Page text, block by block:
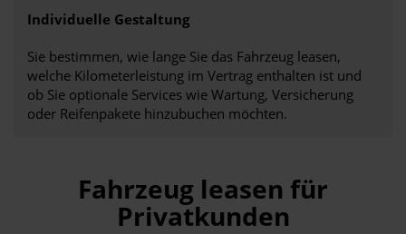
Individuelle Gestaltung
Sie bestimmen, wie lange Sie das Fahrzeug leasen,
welche Kilometerleistung im Vertrag enthalten ist und
ob Sie optionale Services wie Wartung, Versicherung
oder Reifenpakete hinzubuchen möchten.
Fahrzeug leasen für
Privatkunden